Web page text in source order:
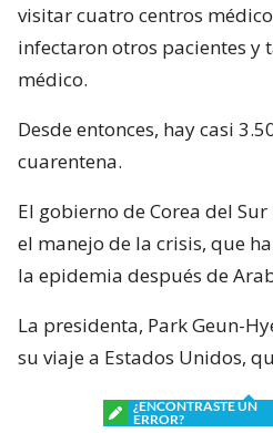
visitar cuatro centros
infectaron otros pacientes y
médico.
Desde entonces, hay casi
cuarentena.
El gobierno de Corea del
el manejo de la crisis, que
la epidemia después de
La presidenta, Park Geun-
su viaje a Estados Unidos,
¿ENCONTRASTE UN
ERROR?